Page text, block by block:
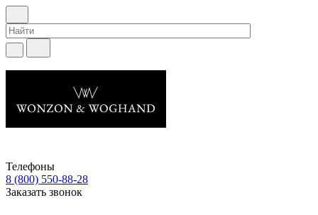
Телефоны
8 (800) 550-88-28
Заказать звонок